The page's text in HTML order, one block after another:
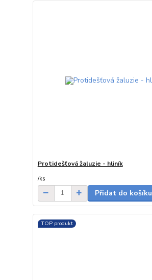
Protidešťová žaluzie - hliník
/ks
Přidat do košíku
TOP produkt